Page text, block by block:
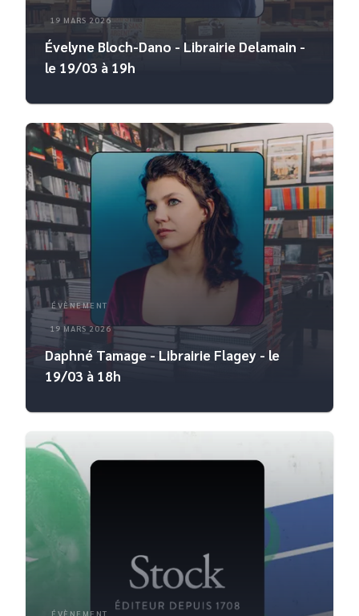
19 MARS 2026
Évelyne Bloch-Dano - Librairie Delamain -
le 19/03 à 19h
ÉVÈNEMENT
19 MARS 2026
Daphné Tamage - Librairie Flagey - le
19/03 à 18h
ÉVÈNEMENT